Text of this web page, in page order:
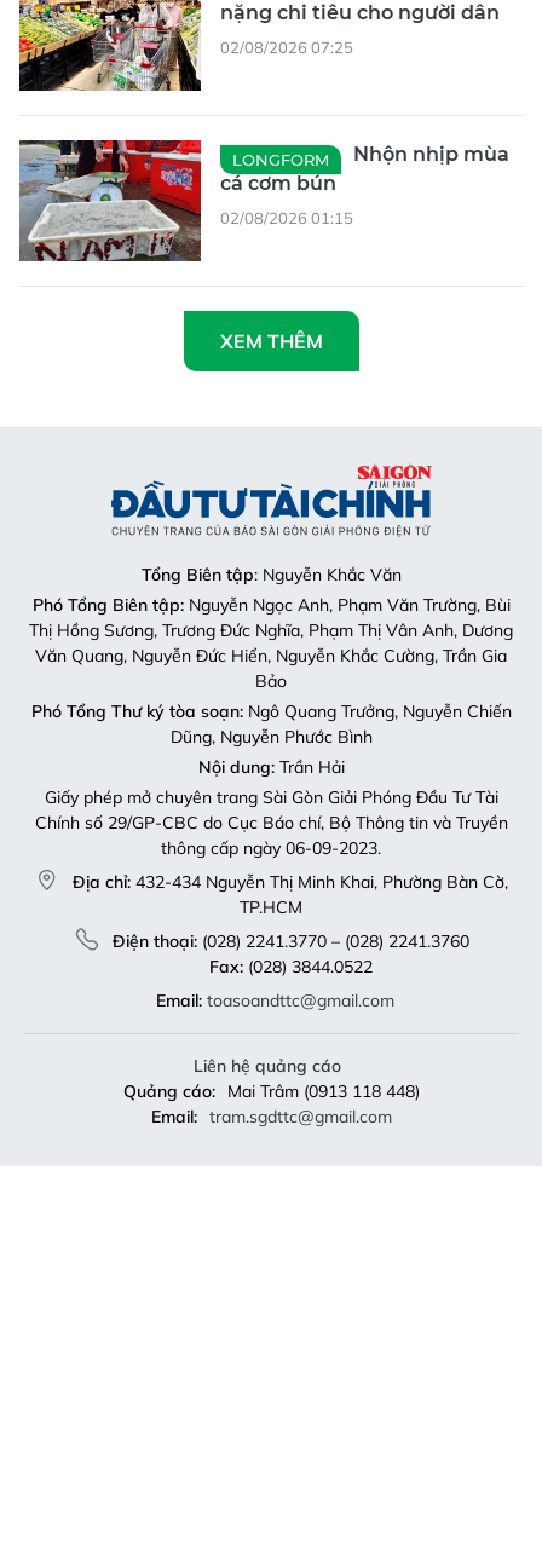
nặng chi tiêu cho người dân
02/08/2026 07:25
LONGFORM
Nhộn nhịp mùa
cá cơm bún
02/08/2026 01:15
XEM THÊM
Tổng Biên tập: Nguyễn Khắc Văn
Phó Tổng Biên tập:Nguyễn Ngọc Anh, Phạm Văn Trường, Bùi
Thị Hồng Sương, Trương Đức Nghĩa, Phạm Thị Vân Anh, Dương
Văn Quang, Nguyễn Đức Hiển, Nguyễn Khắc Cường, Trần Gia
Bảo
Phó Tổng Thư ký tòa soạn:Ngô Quang Trưởng, Nguyễn Chiến
Dũng, Nguyễn Phước Bình
Nội dung:Trần Hải
Giấy phép mở chuyên trang Sài Gòn Giải Phóng Đầu Tư Tài
Chính số 29/GP-CBC do Cục Báo chí, Bộ Thông tin và Truyền
thông cấp ngày 06-09-2023.
Địa chỉ: 432-434 Nguyễn Thị Minh Khai, Phường Bàn Cờ,
TP.HCM
Điện thoại:(028) 2241.3770 – (028) 2241.3760
Fax:(028) 3844.0522
Email: toasoandttc@gmail.com
Liên hệ quảng cáo
Quảng cáo:
Mai Trâm (0913 118 448)
Email: tram.sgdttc@gmail.com